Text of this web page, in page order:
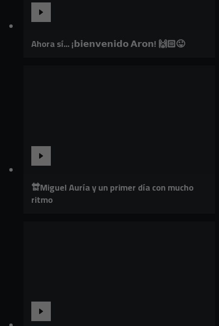
Ahora sí... ¡𝗯𝗶𝗲𝗻𝘃𝗲𝗻𝗶𝗱𝗼 𝗔𝗿𝗼𝗻! 🙌🏻😜
🔛Miguel Auría y un primer día con mucho
ritmo